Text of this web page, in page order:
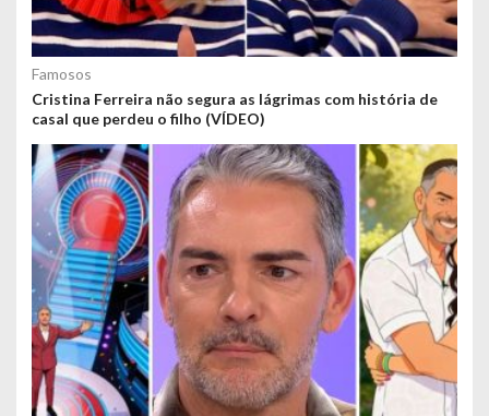
Famosos
Cristina Ferreira não segura as lágrimas com história de
casal que perdeu o filho (VÍDEO)